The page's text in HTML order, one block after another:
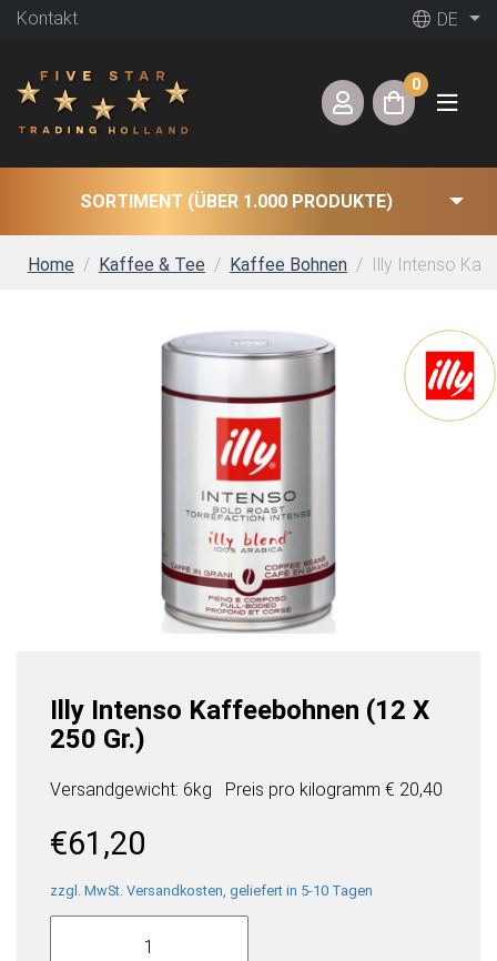
Kontakt DE
0
SORTIMENT (ÜBER 1.000 PRODUKTE)
Home Kaffee & Tee Kaffee Bohnen Illy Intenso
Illy Intenso Kaffeebohnen (12 X
250 Gr.)
Versandgewicht: 6kg Preis pro kilogramm € 20,40
€61,20
zzgl. MwSt. Versandkosten, geliefert in 5-10 Tagen
Illy